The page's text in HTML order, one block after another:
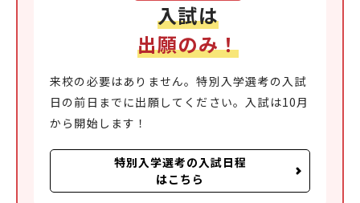
入試は
出願のみ！
来校の必要はありません。特別入学選考の入試
日の前日までに出願してください。入試は10月
から開始します！
特別入学選考の入試日程
はこちら